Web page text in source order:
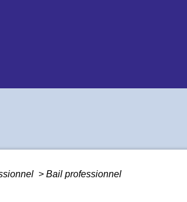
> Bail professionnel